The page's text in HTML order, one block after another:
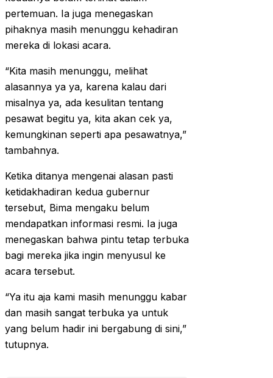
pertemuan. Ia juga menegaskan
pihaknya masih menunggu kehadiran
mereka di lokasi acara.
“Kita masih menunggu, melihat
alasannya ya ya, karena kalau dari
misalnya ya, ada kesulitan tentang
pesawat begitu ya, kita akan cek ya,
kemungkinan seperti apa pesawatnya,”
tambahnya.
Ketika ditanya mengenai alasan pasti
ketidakhadiran kedua gubernur
tersebut, Bima mengaku belum
mendapatkan informasi resmi. Ia juga
menegaskan bahwa pintu tetap terbuka
bagi mereka jika ingin menyusul ke
acara tersebut.
“Ya itu aja kami masih menunggu kabar
dan masih sangat terbuka ya untuk
yang belum hadir ini bergabung di sini,”
tutupnya.